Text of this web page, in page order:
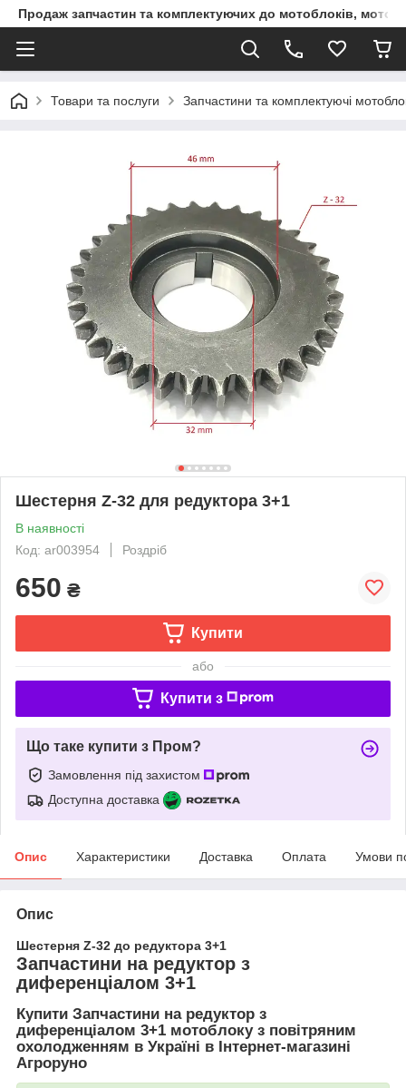
Продаж запчастин та комплектуючих до мотоблоків,
Товари та послуги Запчастини та комплектуючі
Шестерня Z-32 для редуктора 3+1
В наявності
Код: ar003954
Роздріб
650 ₴
Купити
або
Купити з
Що таке купити з Пром?
Замовлення під захистом
Доступна доставка
Опис Характеристики Доставка Оплата Умови
Опис
Шестерня Z-32 до редуктора 3+1
Запчастини на редуктор з
диференціалом 3+1
Купити Запчастини на редуктор з
диференціалом 3+1 мотоблоку з повітряним
охолодженням в Україні в Інтернет-магазині
Агроруно